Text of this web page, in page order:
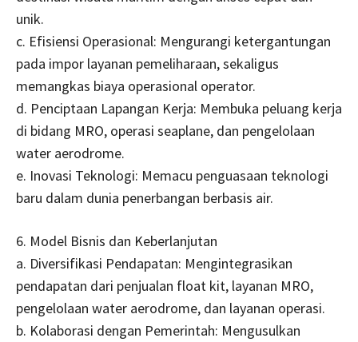
unik.
c. Efisiensi Operasional: Mengurangi ketergantungan
pada impor layanan pemeliharaan, sekaligus
memangkas biaya operasional operator.
d. Penciptaan Lapangan Kerja: Membuka peluang kerja
di bidang MRO, operasi seaplane, dan pengelolaan
water aerodrome.
e. Inovasi Teknologi: Memacu penguasaan teknologi
baru dalam dunia penerbangan berbasis air.
6. Model Bisnis dan Keberlanjutan
a. Diversifikasi Pendapatan: Mengintegrasikan
pendapatan dari penjualan float kit, layanan MRO,
pengelolaan water aerodrome, dan layanan operasi.
b. Kolaborasi dengan Pemerintah: Mengusulkan